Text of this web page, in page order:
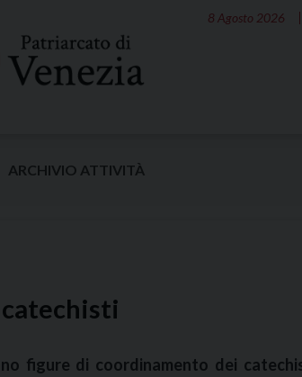
8 Agosto 2026
ARCHIVIO ATTIVITÀ
figure di coordinamento dei